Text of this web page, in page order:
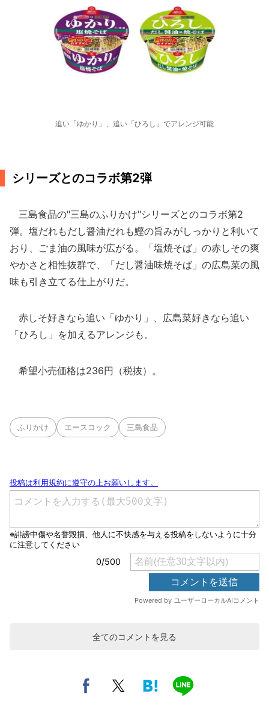
追い「ゆかり」、追い「ひろし」でアレンジ可能
シリーズとのコラボ第2弾
三島食品の"三島のふりかけ"シリーズとのコラボ第2
弾。塩だれもだし醤油だれも鰹の旨みがしっかりと利いて
おり、ごま油の風味が広がる。「塩焼そば」の赤しその爽
やかさと相性抜群で、「だし醤油味焼そば」の広島菜の風
味も引き立てる仕上がりだ。
赤しそ好きなら追い「ゆかり」、広島菜好きなら追い
「ひろし」を加えるアレンジも。
希望小売価格は236円（税抜）。
ふりかけ エースコック 三島食品
全てのコメントを見る